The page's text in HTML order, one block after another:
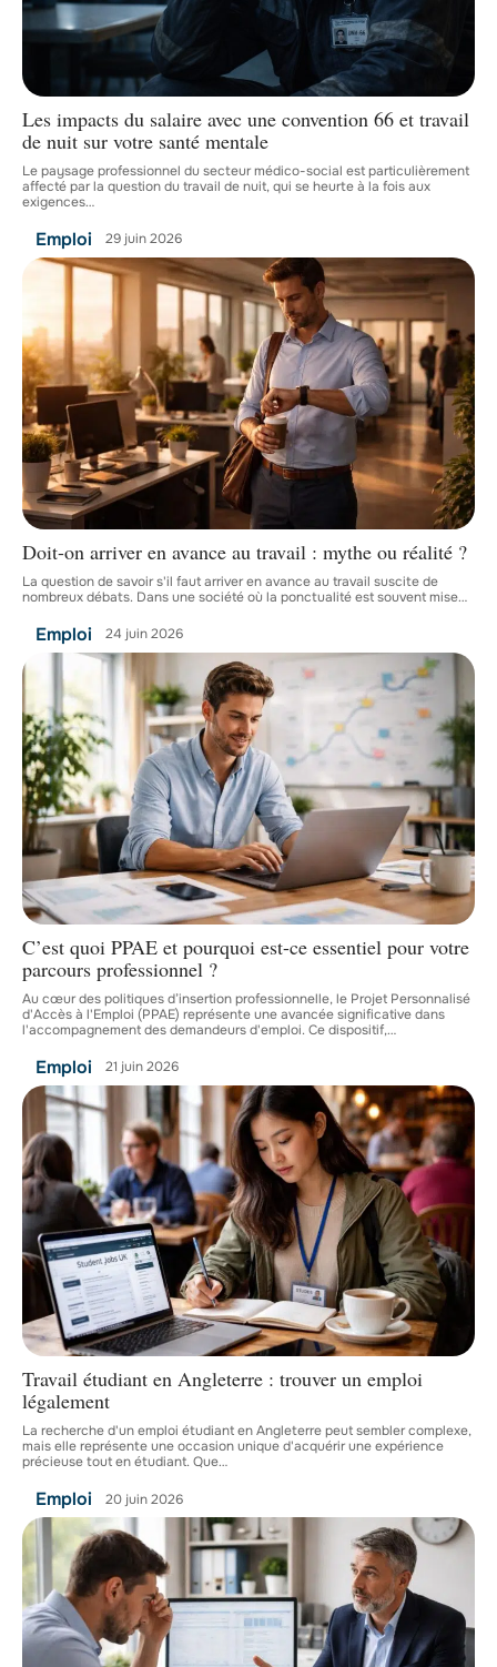
Les impacts du salaire avec une convention 66 et travail
de nuit sur votre santé mentale
Le paysage professionnel du secteur médico-social est particulièrement
affecté par la question du travail de nuit, qui se heurte à la fois aux
exigences…
Emploi 29 juin 2026
Doit-on arriver en avance au travail : mythe ou réalité ?
La question de savoir s'il faut arriver en avance au travail suscite de
nombreux débats. Dans une société où la ponctualité est souvent mise…
Emploi 24 juin 2026
C’est quoi PPAE et pourquoi est-ce essentiel pour votre
parcours professionnel ?
Au cœur des politiques d’insertion professionnelle, le Projet Personnalisé
d'Accès à l'Emploi (PPAE) représente une avancée significative dans
l'accompagnement des demandeurs d'emploi. Ce dispositif,…
Emploi 21 juin 2026
Travail étudiant en Angleterre : trouver un emploi
légalement
La recherche d'un emploi étudiant en Angleterre peut sembler complexe,
mais elle représente une occasion unique d'acquérir une expérience
précieuse tout en étudiant. Que…
Emploi 20 juin 2026